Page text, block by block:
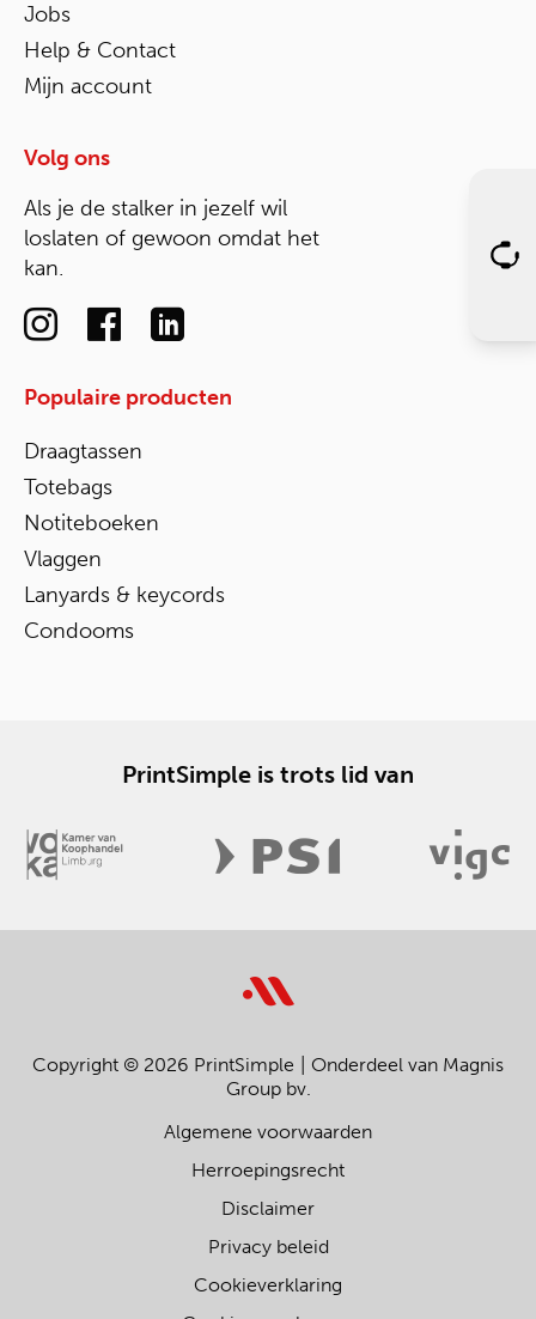
Jobs
Help & Contact
Mijn account
Volg ons
Als je de stalker in jezelf wil
loslaten of gewoon omdat het
kan.
Populaire producten
Draagtassen
Totebags
Notiteboeken
Vlaggen
Lanyards & keycords
Condooms
PrintSimple is trots lid van
Copyright © 2026 PrintSimple
Onderdeel van Magnis
Group bv.
Algemene voorwaarden
Herroepingsrecht
Disclaimer
Privacy beleid
Cookieverklaring